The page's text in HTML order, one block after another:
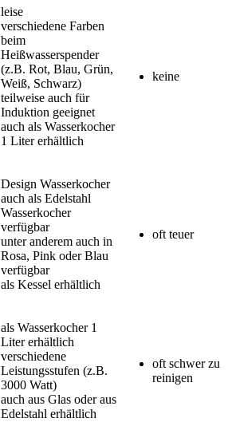
leise
verschiedene Farben
beim
Heißwasserspender
(z.B. Rot, Blau, Grün,
Weiß, Schwarz)
teilweise auch für
Induktion geeignet
auch als Wasserkocher
1 Liter erhältlich
keine
Design Wasserkocher
auch als Edelstahl
Wasserkocher
verfügbar
unter anderem auch in
Rosa, Pink oder Blau
verfügbar
als Kessel erhältlich
oft teuer
als Wasserkocher 1
Liter erhältlich
verschiedene
Leistungsstufen (z.B.
3000 Watt)
auch aus Glas oder aus
Edelstahl erhältlich
oft schwer zu
reinigen